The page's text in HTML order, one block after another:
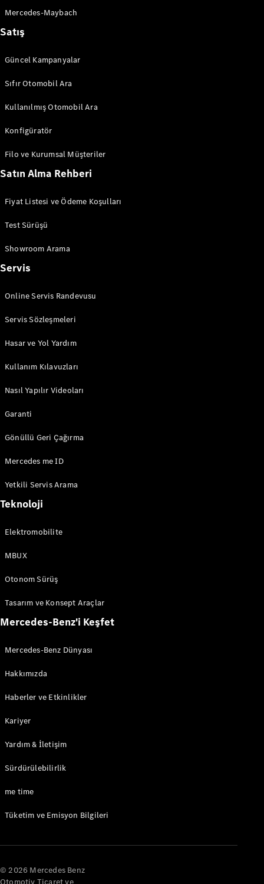
Tasarım ve
Elektromobilite
Sürdürülebilirlik
Mercedes
Mercedes
She's
me time
Mercedes-Maybach
Satış
Güncel Kampanyalar
Sıfır Otomobil Ara
Kullanılmış Otomobil Ara
Konfigüratör
Filo ve Kurumsal Müşteriler
Satın Alma Rehberi
Fiyat Listesi ve Ödeme Koşulları
Test Sürüşü
Showroom Arama
Servis
Online Servis Randevusu
Servis Sözleşmeleri
Hasar ve Yol Yardım
Kullanım Kılavuzları
Nasıl Yapılır Videoları
Garanti
Gönüllü Geri Çağırma
Mercedes me ID
Yetkili Servis Arama
Teknoloji
Elektromobilite
MBUX
Otonom Sürüş
Tasarım ve Konsept Araçlar
Mercedes-Benz'i Keşfet
Mercedes-Benz Dünyası
Hakkımızda
Haberler ve Etkinlikler
Kariyer
Yardım & İletişim
Sürdürülebilirlik
me time
Tüketim ve Emisyon Bilgileri
© 2026 Mercedes Benz